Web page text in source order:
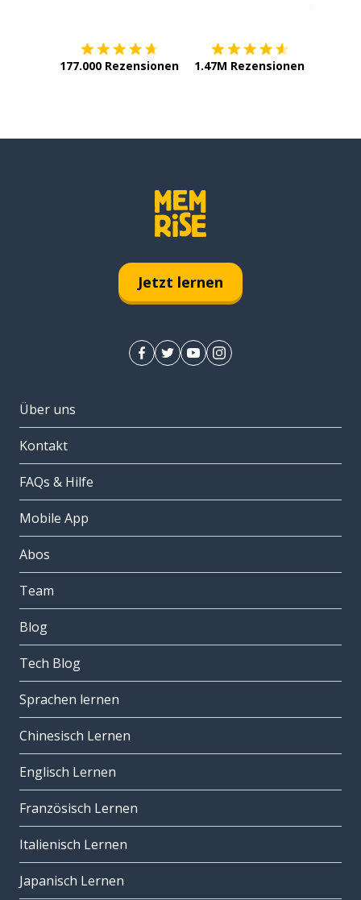
177.000 Rezensionen 1.47M Rezensionen
Jetzt lernen
Über uns
Kontakt
FAQs & Hilfe
Mobile App
Abos
Team
Blog
Tech Blog
Sprachen lernen
Chinesisch Lernen
Englisch Lernen
Französisch Lernen
Italienisch Lernen
Japanisch Lernen